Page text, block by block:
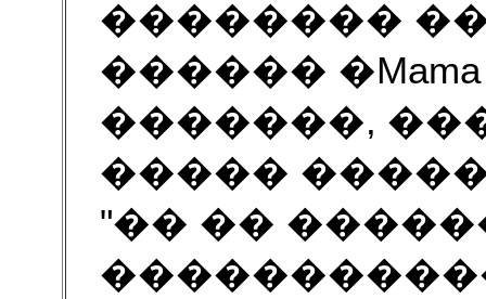
��������
������
�������,
�����
"�� ��